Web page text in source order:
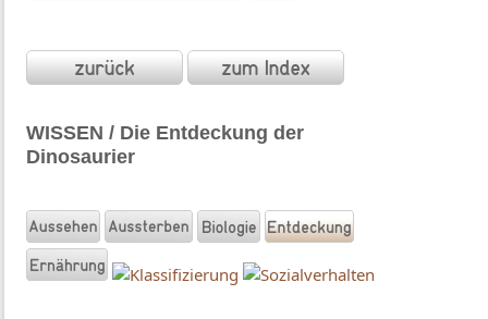
WISSEN / Die Entdeckung der
Dinosaurier